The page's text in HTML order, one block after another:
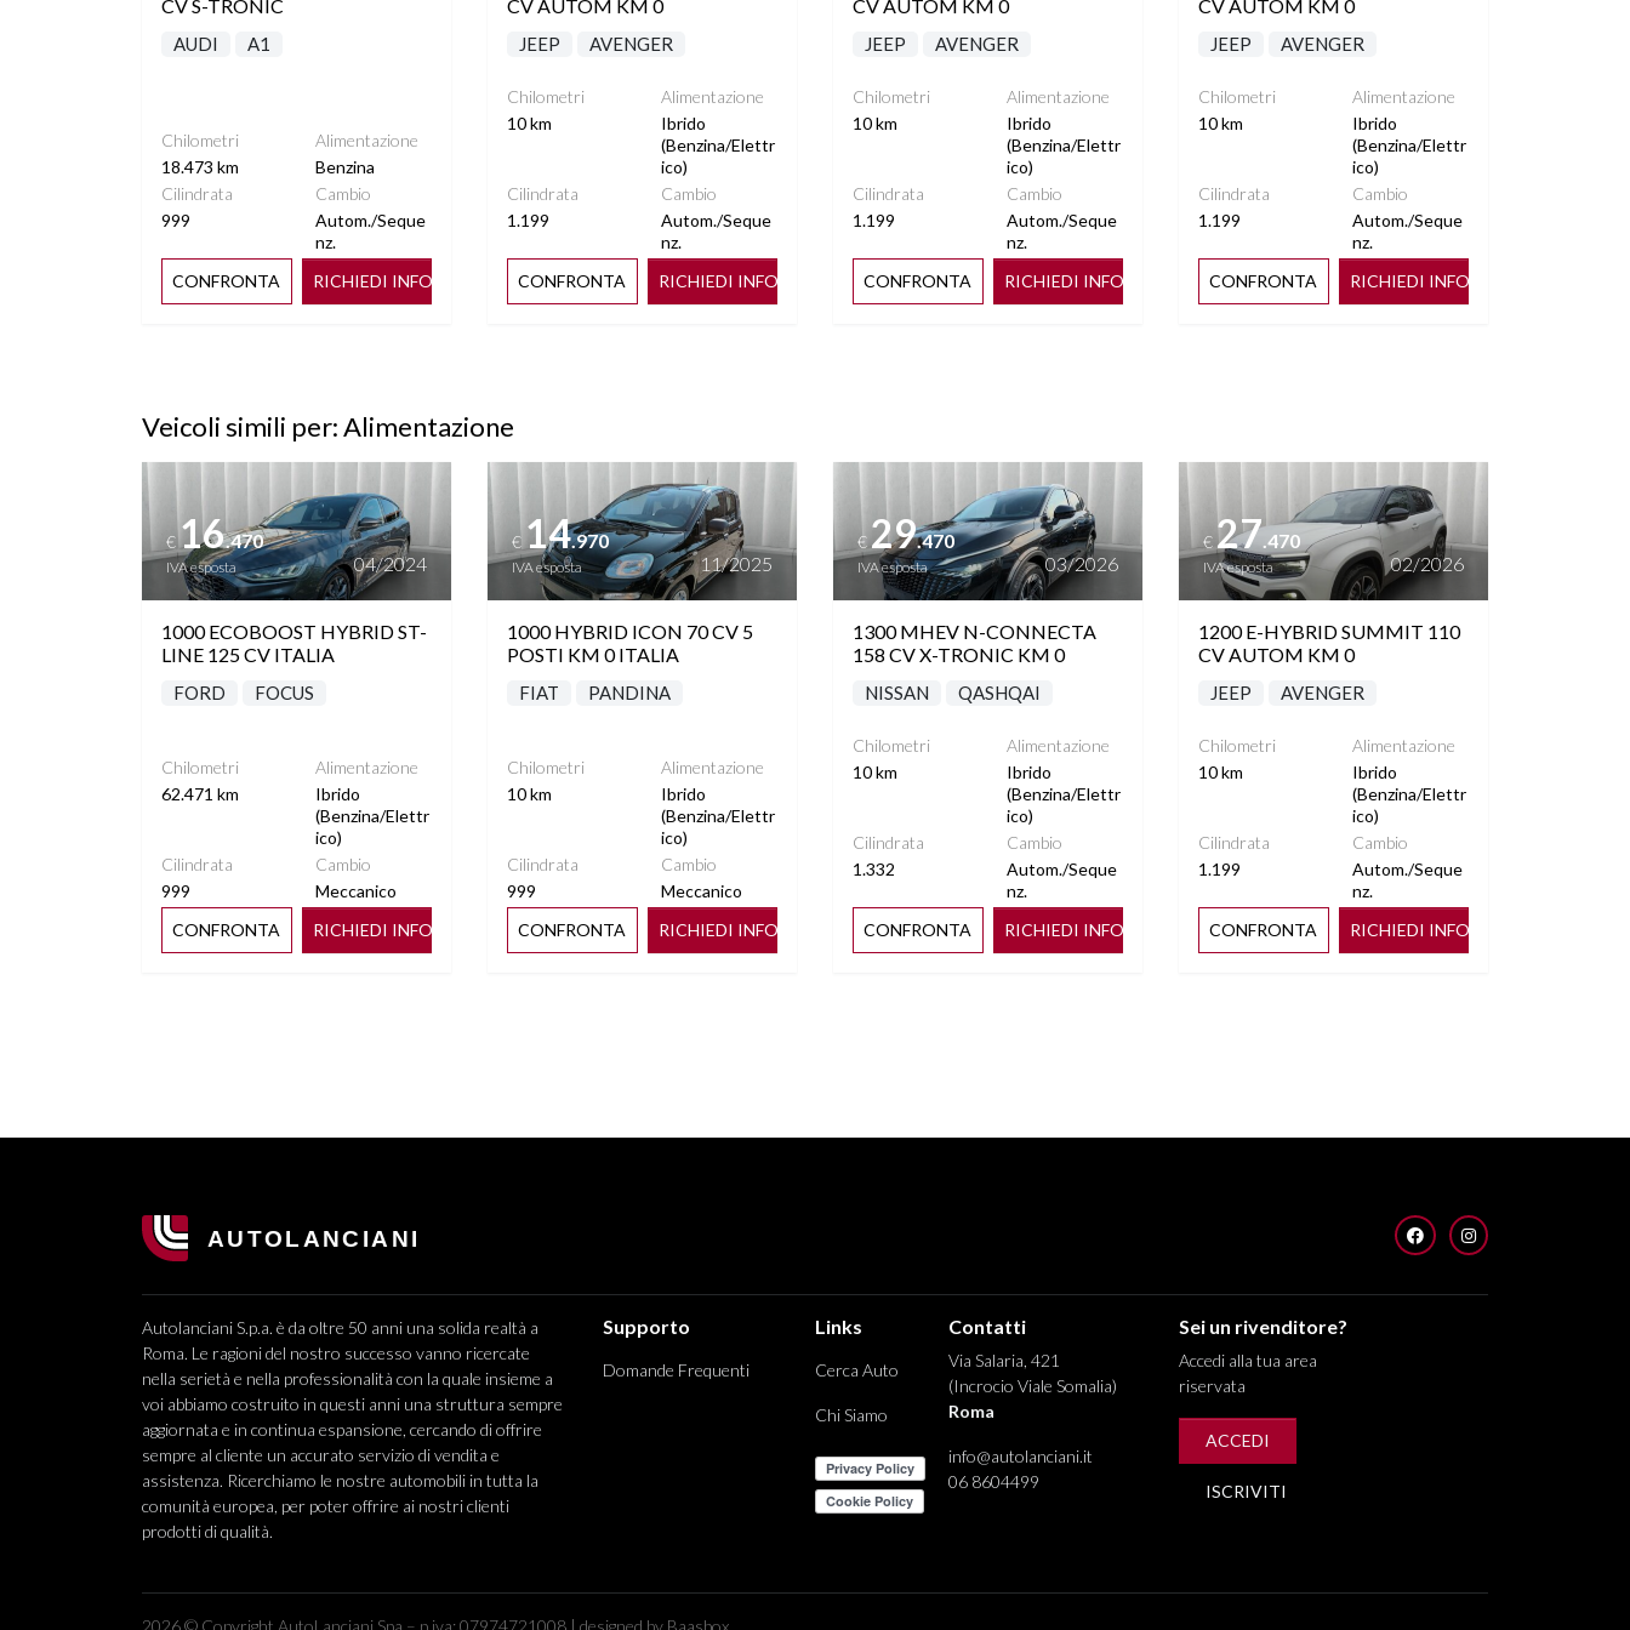
CV S-TRONIC
AUDI A1
Chilometri
18.473 km
Alimentazione
Benzina
Cilindrata
999
Cambio
Autom./Seque
nz.
CONFRONTA
RICHIEDI INFO
CV AUTOM KM 0
JEEP AVENGER
Chilometri
10 km
Alimentazione
Ibrido
(Benzina/Elettr
ico)
Cilindrata
1.199
Cambio
Autom./Seque
nz.
CONFRONTA
RICHIEDI INFO
CV AUTOM KM 0
JEEP AVENGER
Chilometri
10 km
Alimentazione
Ibrido
(Benzina/Elettr
ico)
Cilindrata
1.199
Cambio
Autom./Seque
nz.
CONFRONTA
RICHIEDI INFO
CV AUTOM KM 0
JEEP AVENGER
Chilometri
10 km
Alimentazione
Ibrido
(Benzina/Elettr
ico)
Cilindrata
1.199
Cambio
Autom./Seque
nz.
CONFRONTA
RICHIEDI INFO
Veicoli simili per: Alimentazione
Vedi dettagli
€16.470
IVA esposta 04/2024
1000 ECOBOOST HYBRID ST-
LINE 125 CV ITALIA
FORD FOCUS
Chilometri
62.471 km
Alimentazione
Ibrido
(Benzina/Elettr
ico)
Cilindrata
999
Cambio
Meccanico
CONFRONTA
RICHIEDI INFO
Vedi dettagli
€14.970
IVA esposta 11/2025
1000 HYBRID ICON 70 CV 5
POSTI KM 0 ITALIA
FIAT PANDINA
Chilometri
10 km
Alimentazione
Ibrido
(Benzina/Elettr
ico)
Cilindrata
999
Cambio
Meccanico
CONFRONTA
RICHIEDI INFO
Vedi dettagli
€29.470
IVA esposta 03/2026
1300 MHEV N-CONNECTA
158 CV X-TRONIC KM 0
NISSAN QASHQAI
Chilometri
10 km
Alimentazione
Ibrido
(Benzina/Elettr
ico)
Cilindrata
1.332
Cambio
Autom./Seque
nz.
CONFRONTA
RICHIEDI INFO
€27.470
IVA esposta 02/2026
1200 E-HYBRID SUMMIT 110
CV AUTOM KM 0
JEEP AVENGER
Chilometri
10 km
Alimentazione
Ibrido
(Benzina/Elettr
ico)
Cilindrata
1.199
Cambio
Autom./Seque
nz.
CONFRONTA
RICHIEDI INFO
FACEBOOKINSTAGRAM
Autolanciani S.p.a. è da oltre 50 anni una solida realtà a
Roma. Le ragioni del nostro successo vanno ricercate
nella serietà e nella professionalità con la quale insieme a
voi abbiamo costruito in questi anni una struttura sempre
aggiornata e in continua espansione, cercando di offrire
sempre al cliente un accurato servizio di vendita e
assistenza. Ricerchiamo le nostre automobili in tutta la
comunità europea, per poter offrire ai nostri clienti
prodotti di qualità.
Supporto
Domande Frequenti
Links
Cerca Auto
Chi Siamo
Contatti
Via Salaria, 421
(Incrocio Viale Somalia)
Roma
info@autolanciani.it
06 8604499
Sei un rivenditore?
Accedi alla tua area
riservata
ACCEDI
ISCRIVITI